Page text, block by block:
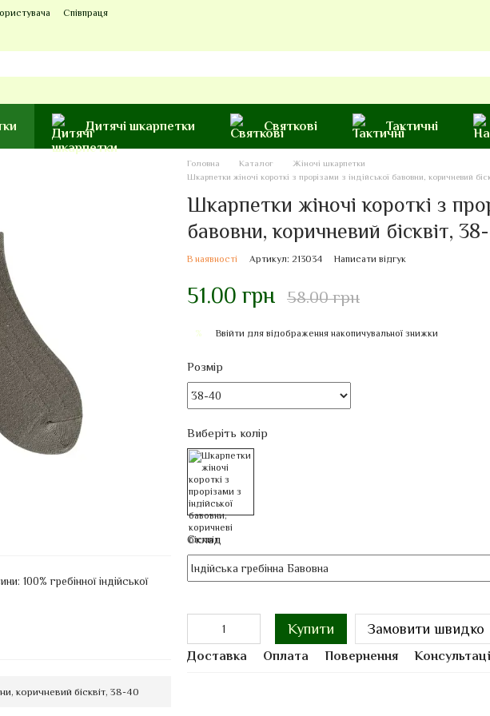
Співпраця
Дитячі шкарпетки Святкові Тактичні
100% гребінної індійської
коричневий бісквіт, 38-40
Головна Каталог
Жіночі шкарпетки
Шкарпетки жіночі короткі з прорізами з індійської бавовни, коричневий
Шкарпетки жіночі короткі з
бавовни, коричневий бісквіт,
В наявності Артикул: 213034 Написати відгук
51.00 грн 58.00 грн
% Ввійти для відображення накопичувальної знижки
Розмір
Виберіть колір
Склад
Купити Замовити швидко
Доставка Оплата Повернення